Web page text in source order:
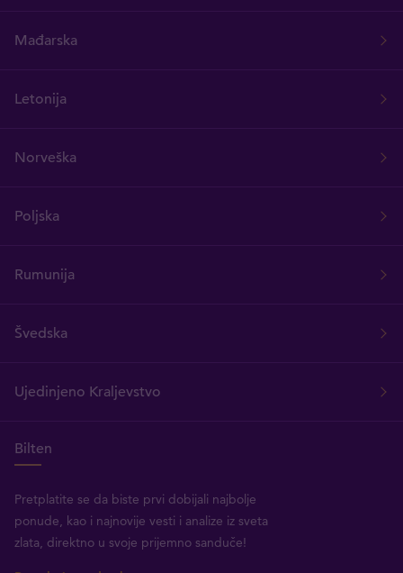
Mađarska
Letonija
Norveška
Poljska
Rumunija
Švedska
Ujedinjeno Kraljevstvo
Bilten
Pretplatite se da biste prvi dobijali najbolje
ponude, kao i najnovije vesti i analize iz sveta
zlata, direktno u svoje prijemno sanduče!